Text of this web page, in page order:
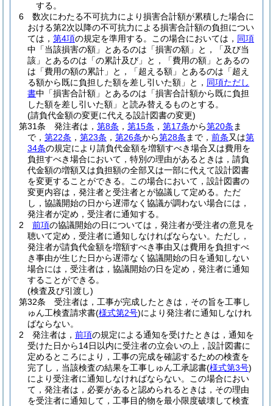
する。
6
数次にわたる不可抗力により損害合計額が累積した場合に
おける第2次以降の不可抗力による損害合計額の負担につい
ては， 第4項の規定を準用する。 この場合においては， 同項
中「当該損害の額」とあるのは「損害の額」と，「及び当
該」とあるのは「の累計及び」と，「費用の額」とあるの
は「費用の額の累計」と，「超える額」とあるのは「超え
る額から既に負担した額を差し引いた額」と， 同項ただし
書中「損害合計額」とあるのは「損害合計額から既に負担
した額を差し引いた額」と読み替えるものとする。
(請負代金額の変更に代える設計図書の変更)
第31条
発注者は， 第8条 ， 第15条 ， 第17条から第20条 ま
で， 第22条 ， 第23条 ， 第26条から第28条 まで， 前条又は第
34条の規定により請負代金額を増額すべき場合又は費用を
負担すべき場合において，特別の理由があるときは，請負
代金額の増額又は負担額の全部又は一部に代えて設計図書
を変更することができる。
この場合において，設計図書の
変更内容は，発注者と受注者とが協議して定める。 ただ
し，協議開始の日から遅滞なく協議が調わない場合には，
発注者が定め，受注者に通知する。
2
前項の協議開始の日については，発注者が受注者の意見を
聴いて定め，受注者に通知しなければならない。 ただし，
発注者が請負代金額を増額すべき事由又は費用を負担すべ
き事由が生じた日から遅滞なく協議開始の日を通知しない
場合には，受注者は，協議開始の日を定め，発注者に通知
することができる。
(検査及び引渡し)
第32条
受注者は，工事が完成したときは，その旨を工事し
ゅん工検査請求書(様式第2号)により発注者に通知しなけれ
ばならない。
2
発注者は， 前項の規定による通知を受けたときは，通知を
受けた日から14日以内に受注者の立会いの上，設計図書に
定めるところにより，工事の完成を確認するための検査を
完了し，当該検査の結果を工事しゅん工承認書(様式第3号)
により受注者に通知しなければならない。
この場合におい
て，発注者は，必要があると認められるときは，その理由
を受注者に通知して，工事目的物を最小限度破壊して検査